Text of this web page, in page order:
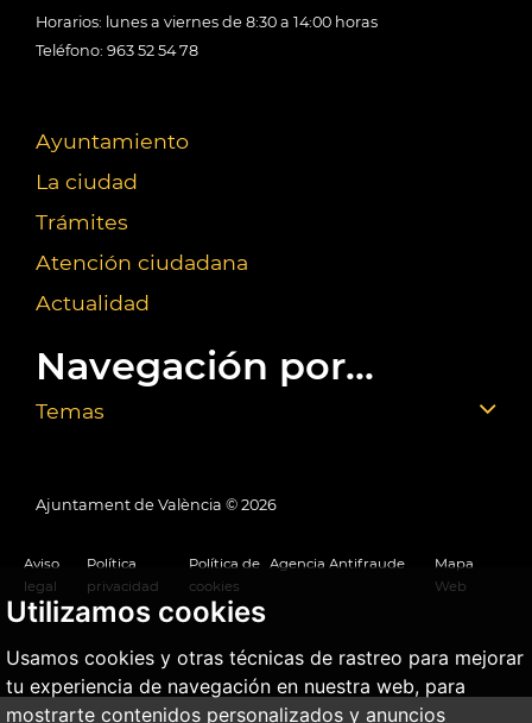
Utilizamos cookies
Usamos cookies y otras técnicas de rastreo para mejorar
tu experiencia de navegación en nuestra web, para
mostrarte contenidos personalizados y anuncios
Horarios: lunes a viernes de 8:30 a 14:00 horas
Teléfono: 963 52 54 78
Ayuntamiento
La ciudad
Trámites
Atención ciudadana
Actualidad
Navegación por...
Temas
Ajuntament de València © 2026
Aviso
legal
Política
privacidad
Política de
cookies
Agencia Antifraude
Mapa
Web